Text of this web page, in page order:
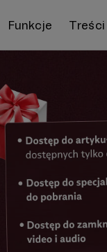
Funkcje